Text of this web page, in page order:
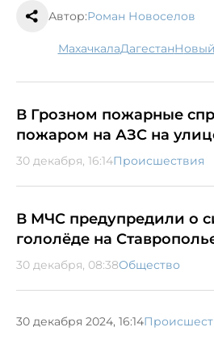
Автор:Роман Новоселов
Махачкала Дагестан
В Грозном пожарные
пожаром на АЗС на
30 декабря, 16:14Происшествия
В МЧС предупредили о
гололёде на
30 декабря, 08:38Общество
30 декабря 2024, 16:14